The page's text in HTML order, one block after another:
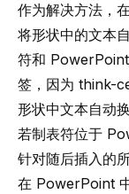
作为解决方法，
将形状中的文本
符和
签，因为 think-
形状中文本自动
若制表符位于
针对随后插入的
在 PowerPoint